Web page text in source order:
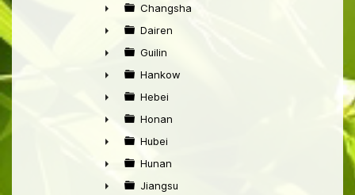
►
►
Changsha
►
Dairen
►
Guilin
►
Hankow
►
Hebei
►
Honan
►
Hubei
►
Hunan
Jiangsu